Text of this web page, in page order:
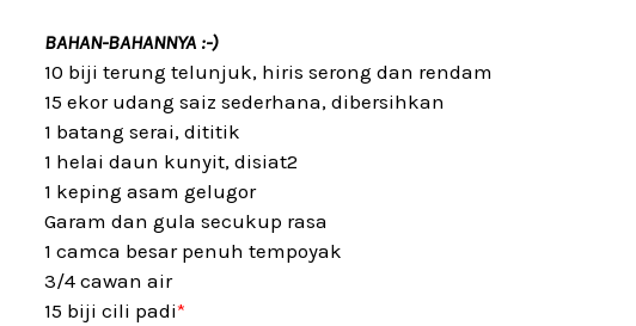
BAHAN-BAHANNYA :-)
10 biji terung telunjuk, hiris serong dan rendam
15 ekor udang saiz sederhana, dibersihkan
1 batang serai, dititik
1 helai daun kunyit, disiat2
1 keping asam gelugor
Garam dan gula secukup rasa
1 camca besar penuh tempoyak
3/4 cawan air
15 biji cili padi*